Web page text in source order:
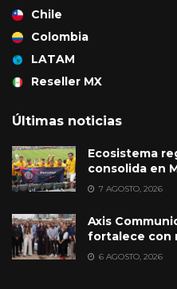
Chile
Colombia
LATAM
Reseller MX
Últimas noticias
Ecosistema
consolida en
7 AGOSTO, 2026
Axis
fortalece con
6 AGOSTO, 2026